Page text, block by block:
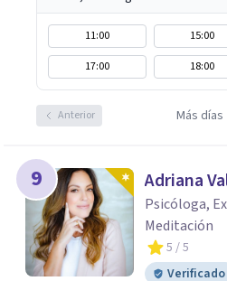
11:00 15:00
17:00
18:00
Anterior Más días
9 Adriana
Psicóloga,
Meditación
5 / 5
Verificado